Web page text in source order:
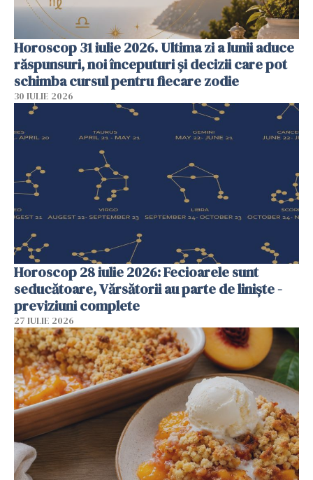
Horoscop 31 iulie 2026. Ultima zi a lunii aduce
răspunsuri, noi începuturi și decizii care pot
schimba cursul pentru fiecare zodie
30 IULIE 2026
Horoscop 28 iulie 2026: Fecioarele sunt
seducătoare, Vărsătorii au parte de liniște -
previziuni complete
27 IULIE 2026